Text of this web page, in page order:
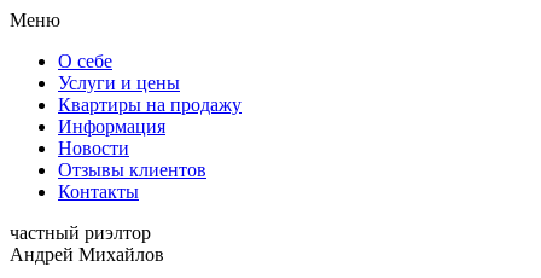
Меню
О себе
Услуги и цены
Квартиры на продажу
Информация
Новости
Отзывы клиентов
Контакты
частный риэлтор
Андрей Михайлов